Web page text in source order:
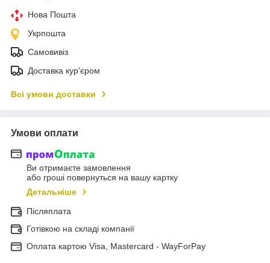
Нова Пошта
Укрпошта
Самовивіз
Доставка кур'єром
Всі умови доставки
Умови оплати
Ви отримаєте замовлення
або гроші повернуться на вашу картку
Детальніше
Післяплата
Готівкою на складі компанії
Оплата картою Visa, Mastercard - WayForPay